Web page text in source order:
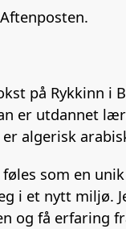
på Rykkinn
er utdannet
algerisk
føles som en
i et nytt miljø.
og få erfaring